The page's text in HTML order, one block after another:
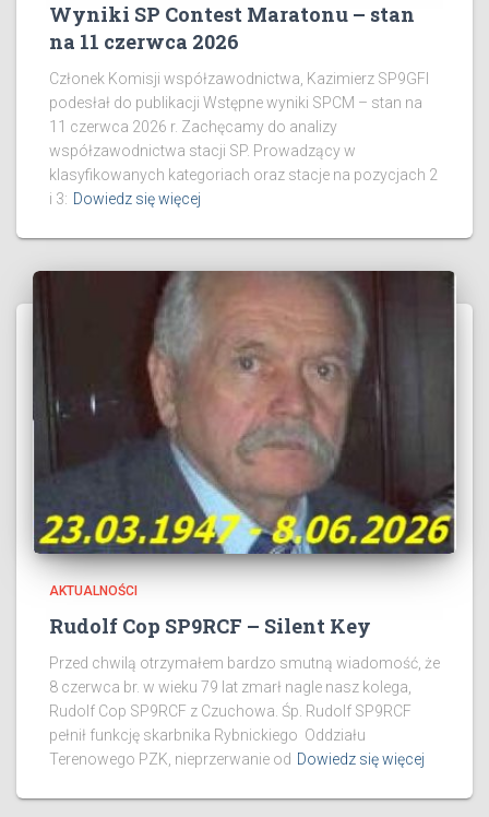
Wyniki SP Contest Maratonu – stan
na 11 czerwca 2026
Członek Komisji współzawodnictwa, Kazimierz SP9GFI
podesłał do publikacji Wstępne wyniki SPCM – stan na
11 czerwca 2026 r. Zachęcamy do analizy
współzawodnictwa stacji SP. Prowadzący w
klasyfikowanych kategoriach oraz stacje na pozycjach 2
i 3: Dowiedz się więcej
AKTUALNOŚCI
Rudolf Cop SP9RCF – Silent Key
Przed chwilą otrzymałem bardzo smutną wiadomość, że
8 czerwca br. w wieku 79 lat zmarł nagle nasz kolega,
Rudolf Cop SP9RCF z Czuchowa. Śp. Rudolf SP9RCF
pełnił funkcję skarbnika Rybnickiego Oddziału
Terenowego PZK, nieprzerwanie od Dowiedz się więcej